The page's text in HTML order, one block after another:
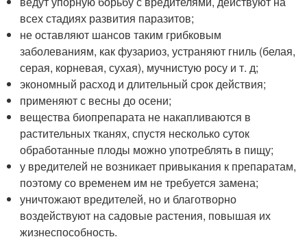
всех стадиях развития паразитов;
не оставляют шансов таким грибковым
заболеваниям, как фузариоз, устраняют гниль (белая,
серая, корневая, сухая), мучнистую росу и т. д;
экономный расход и длительный срок действия;
применяют с весны до осени;
вещества биопрепарата не накапливаются в
растительных тканях, спустя несколько суток
обработанные плоды можно употреблять в пищу;
у вредителей не возникает привыкания к препаратам,
поэтому со временем им не требуется замена;
уничтожают вредителей, но и благотворно
воздействуют на садовые растения, повышая их
жизнеспособность.